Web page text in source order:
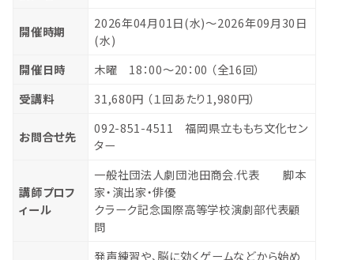
開催時期
2026年04月01日(水)〜2026年09月30日
(水)
開催日時
木曜 18：00～20：00 （全16回）
受講料
31,680円 （１回あたり1,980円）
お問合せ先
092-851-4511 福岡県立ももち文化セン
ター
講師プロフ
ィール
一般社団法人劇団池田商会.代表 脚本
家・演出家・俳優
クラーク記念国際高等学校演劇部代表顧
問
発声練習や、脳に効くゲームなどから始め